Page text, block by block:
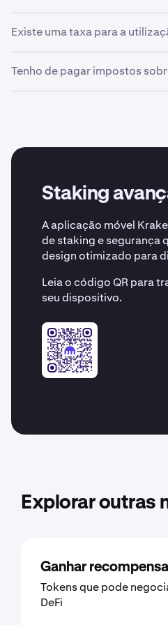
ativos conforme descrito nos
em stake naPro
Existe uma taxa para a
Consulteeste artigopara
Tenho de pagar impostos
Staking
A aplicação móvel
de staking e segurança
design otimizado para
Leia o código QR para
seu dispositivo.
Explorar outras
Ganhar
Tokens que pode
DeFi